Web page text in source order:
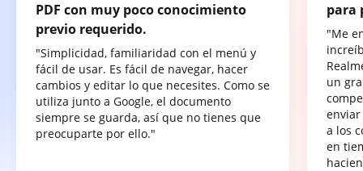
PDF con muy poco conocimiento
previo requerido.
"Simplicidad, familiaridad con el menú y
fácil de usar. Es fácil de navegar, hacer
cambios y editar lo que necesites. Como se
utiliza junto a Google, el documento
siempre se guarda, así que no tienes que
preocuparte por ello."
para
"Me
un
a los
en